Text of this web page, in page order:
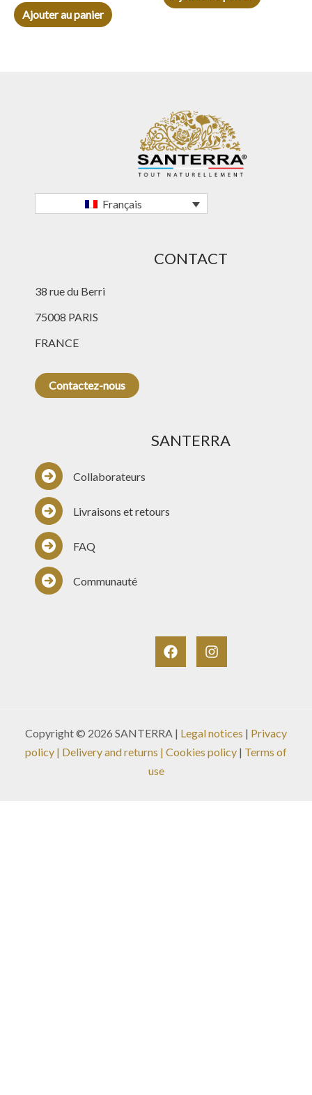
Ajouter au panier
Français
CONTACT
38 rue du Berri
75008 PARIS
FRANCE
Contactez-nous
SANTERRA
Collaborateurs
Livraisons et retours
FAQ
Communauté
Copyright © 2026 SANTERRA | Legal notices | Privacy
policy | Delivery and returns | Cookies policy | Terms of
use